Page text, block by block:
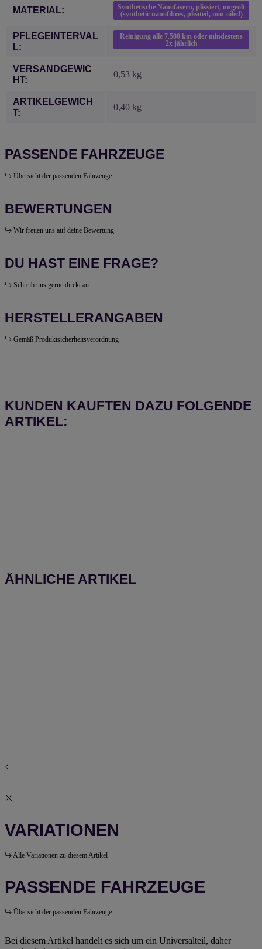
MATERIAL:
Synthetische Nanofasern, plissiert, ungeölt
(synthetic nanofibres, pleated, non-oiled)
PFLEGEINTERVAL
L:
Reinigung alle 7.500 km oder mindestens
2x jährlich
VERSANDGEWIC
HT:
0,53 kg
ARTIKELGEWICH
T:
0,40 kg
PASSENDE FAHRZEUGE
Übersicht der passenden Fahrzeuge
BEWERTUNGEN
Wir freuen uns auf deine Bewertung
DU HAST EINE FRAGE?
Schreib uns gerne direkt an
HERSTELLERANGABEN
Gemäß Produktsicherheitsverordnung
KUNDEN KAUFTEN DAZU FOLGENDE
ARTIKEL:
ÄHNLICHE ARTIKEL
VARIATIONEN
Alle Variationen zu diesem Artikel
PASSENDE FAHRZEUGE
Übersicht der passenden Fahrzeuge
Bei diesem Artikel handelt es sich um ein Universalteil, daher